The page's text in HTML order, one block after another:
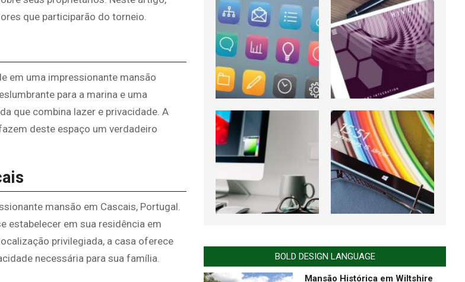
que participarão do torneio.
em uma impressionante mansão
para a marina e uma
que combina lazer e privacidade. A
deste espaço um verdadeiro
mansão em Cascais, Portugal.
estabelecer em sua residência em
privilegiada, a casa oferece
necessária para sua família.
BOLD DESIGN LANGUAGE
Mansão Histórica em Wiltshire